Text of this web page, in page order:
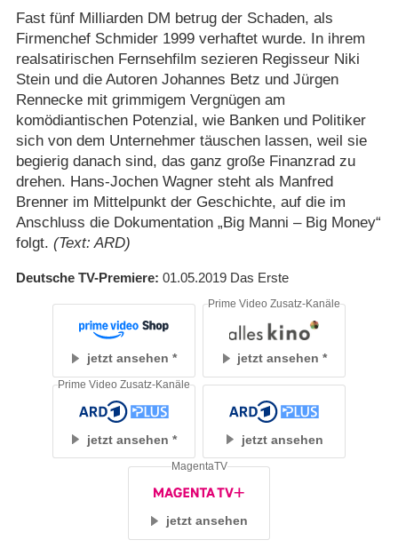
Fast fünf Milliarden DM betrug der Schaden, als
Firmenchef Schmider 1999 verhaftet wurde. In ihrem
realsatirischen Fernsehfilm sezieren Regisseur Niki
Stein und die Autoren Johannes Betz und Jürgen
Rennecke mit grimmigem Vergnügen am
komödiantischen Potenzial, wie Banken und Politiker
sich von dem Unternehmer täuschen lassen, weil sie
begierig danach sind, das ganz große Finanzrad zu
drehen. Hans-Jochen Wagner steht als Manfred
Brenner im Mittelpunkt der Geschichte, auf die im
Anschluss die Dokumentation „Big Manni – Big Money“
folgt. (Text: ARD)
Deutsche TV-Premiere 01.05.2019 Das Erste
jetzt ansehen jetzt ansehen
Prime Video Zusatz-Kanäle
jetzt ansehen
Prime Video Zusatz-Kanäle
jetzt ansehen
jetzt ansehen
MagentaTV